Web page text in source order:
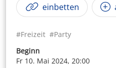
einbetten
#Freizeit #Party
Beginn
Fr 10. Mai 2024, 20:00